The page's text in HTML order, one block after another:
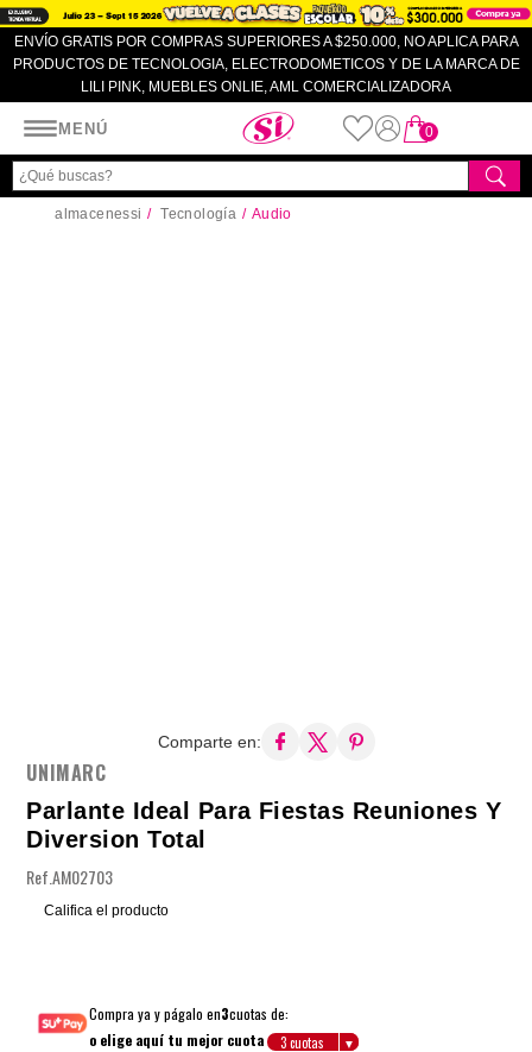
ENVÍO GRATIS POR COMPRAS SUPERIORES A $250.000, NO APLICA PARA
PRODUCTOS DE TECNOLOGIA, ELECTRODOMETICOS Y DE LA MARCA DE
LILI PINK, MUEBLES ONLIE, AML COMERCIALIZADORA
MENÚ
Almacenes SI
0
almacenessi Tecnología Audio
Comparte en:
UNIMARC
Parlante Ideal Para Fiestas Reuniones Y
Diversion Total
Ref.AM02703
Califica el producto
Compra ya y págalo en3cuotas de:
o elige aquí tu mejor cuota